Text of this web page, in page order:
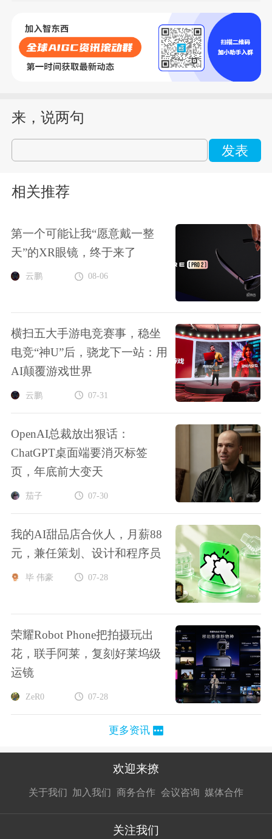
来，说两句
发表
相关推荐
第一个可能让我“愿意戴一整
天”的XR眼镜，终于来了
云鹏 08-06
横扫五大手游电竞赛事，稳坐
电竞“神U”后，骁龙下一站：用
AI颠覆游戏世界
云鹏 07-31
OpenAI总裁放出狠话：
ChatGPT桌面端要消灭标签
页，年底前大变天
茄子 07-30
我的AI甜品店合伙人，月薪88
元，兼任策划、设计和程序员
毕 伟豪 07-28
荣耀Robot Phone把拍摄玩出
花，联手阿莱，复刻好莱坞级
运镜
ZeR0 07-28
更多资讯
欢迎来撩
关于我们 加入我们
接扔简历
商务合作
接开聊
会议咨询 媒体合作
接开聊
关注我们